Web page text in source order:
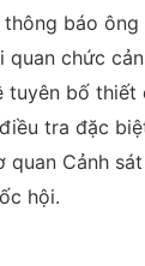
báo
quan chức
bố
tra đặc
Cảnh
hội.